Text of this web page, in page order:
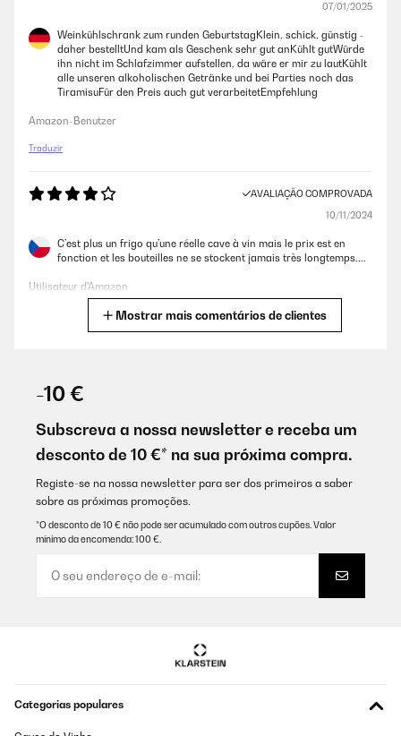
07/01/2025
Weinkühlschrank zum runden GeburtstagKlein, schick, günstig -
daher bestelltUnd kam als Geschenk sehr gut anKühlt gutWürde
ihn nicht im Schlafzimmer aufstellen, da wäre er mir zu lautKühlt
alle unseren alkoholischen Getränke und bei Parties noch das
TiramisuFür den Preis auch gut verarbeitetEmpfehlung
Amazon-Benutzer
Traduzir
AVALIAÇÃO COMPROVADA
10/11/2024
C’est plus un frigo qu’une réelle cave à vin mais le prix est en
fonction et les bouteilles ne se stockent jamais très longtemps....
Utilisateur d'Amazon
silenziosa.
Utente Amazon
Traduzir
AVALIAÇÃO COMPROVADA
VERY GOOD
31/12/2023
Mostrar mais comentários de clientes
-10 €
Subscreva a nossa newsletter e receba um
desconto de 10 €* na sua próxima compra.
Registe-se na nossa newsletter para ser dos primeiros a saber
sobre as próximas promoções.
*O desconto de 10 € não pode ser acumulado com outros cupões. Valor
mínimo da encomenda: 100 €.
Categorias populares